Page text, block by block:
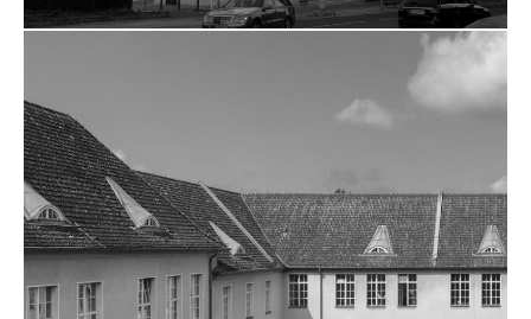
HERRICHTUNG ZUM
VERWALTUNGSGERICHT